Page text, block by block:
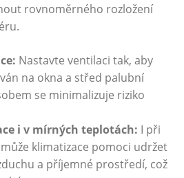
rovnoměrného rozložení‌
Nastavte ventilaci‍ tak, aby
na okna a⁤ střed‍ palubní
se minimalizuje riziko​
i v mírných ⁣teplotách: I ⁣při
⁤klimatizace pomoci udržet
a ⁣příjemné⁤ prostředí, což